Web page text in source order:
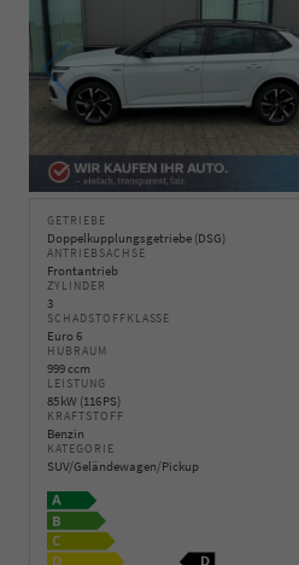
GETRIEBE
Doppelkupplungsgetriebe (DSG)
ANTRIEBSACHSE
Frontantrieb
ZYLINDER
3
SCHADSTOFFKLASSE
Euro 6
HUBRAUM
999 ccm
LEISTUNG
85 kW (116 PS)
KRAFTSTOFF
Benzin
KATEGORIE
SUV/Geländewagen/Pickup